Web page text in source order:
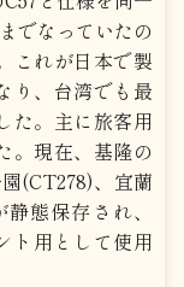
でなっていたの
これが日本で製
り、台湾でも最
た。主に旅客用
。現在、基隆の
(CT278)、宜蘭
態保存され、
ト用として使用